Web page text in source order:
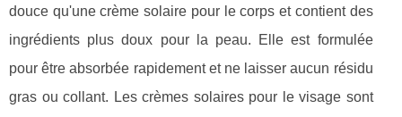
douce qu'une crème solaire pour le corps et contient des
ingrédients plus doux pour la peau. Elle est formulée
pour être absorbée rapidement et ne laisser aucun résidu
gras ou collant. Les crèmes solaires pour le visage sont